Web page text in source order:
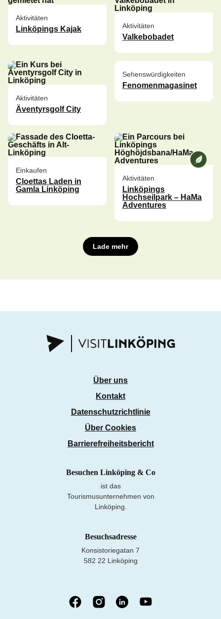
Aktivitäten
Linköpings Kajak Aktivitäten
Valkebobadet
Aktivitäten
Äventyrsgolf City
Sehenswürdigkeiten
Fenomenmagasinet
Einkaufen
Cloettas Laden in
Gamla Linköping
Wir bei
Aktivitäten
Linköpings
Hochseilpark – HaMa
Adventures
Lade mehr
Über uns
Kontakt
Datenschutzrichtlinie
Über Cookies
Barrierefreiheitsbericht
Besuchen Linköping & Co
ist das
Tourismusunternehmen von
Linköping.
Besuchsadresse
Konsistoriegatan 7
582 22 Linköping